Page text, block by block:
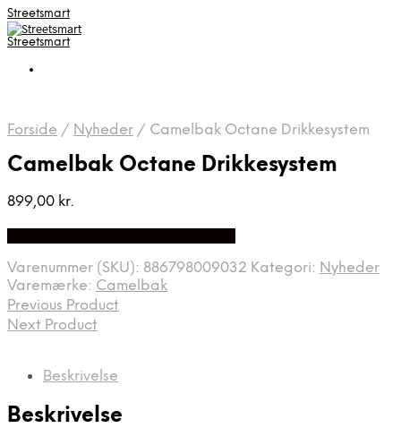
Streetsmart
Streetsmart
Forside / Nyheder / Camelbak Octane Drikkesystem
Camelbak Octane Drikkesystem
899,00 kr.
Varenummer (SKU): 886798009032 Kategori: Nyheder
Varemærke: Camelbak
Previous Product
Next Product
Beskrivelse
Beskrivelse